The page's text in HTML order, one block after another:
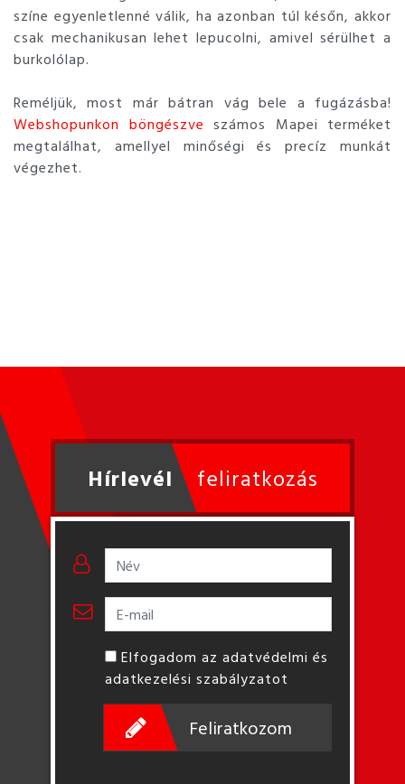
színe egyenletlenné válik, ha azonban túl későn, akkor
csak mechanikusan lehet lepucolni, amivel sérülhet a
burkolólap.
Reméljük, most már bátran vág bele a fugázásba!
Webshopunkon böngészve számos Mapei terméket
megtalálhat, amellyel minőségi és precíz munkát
végezhet.
Hírlevél feliratkozás
Elfogadom az adatvédelmi és
adatkezelési szabályzatot
Feliratkozom